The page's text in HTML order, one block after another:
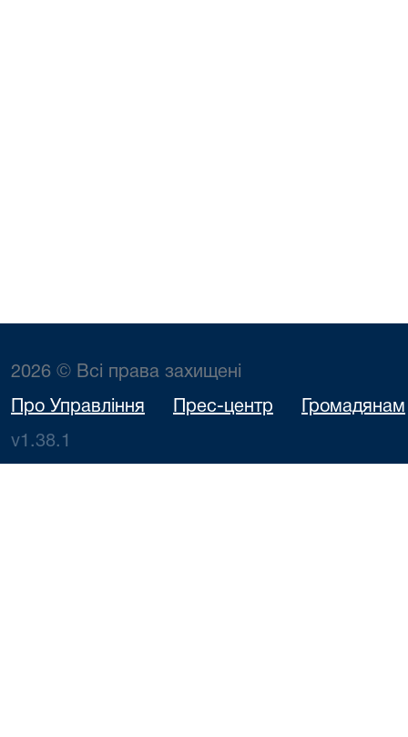
2026 © Всі права захищені
Про Управління Прес-центр Громадянам
v1.38.1